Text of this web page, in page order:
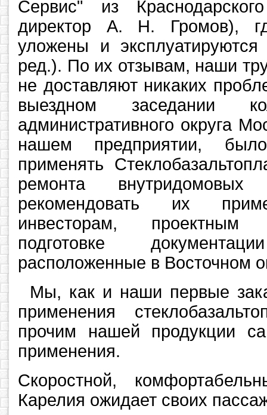
Сервис" из
директор А. Н. Громов),
уложены и
ред.). По их отзывам, наши
не доставляют никаких
выездном заседании
административного округа
нашем предприятии,
применять
ремонта
рекомендовать их
инвесторам, проектным
подготовке
расположенные в Восточном
Мы, как и наши первые
применения
прочим нашей продукции
применения.
Скоростной,
Карелия ожидает своих